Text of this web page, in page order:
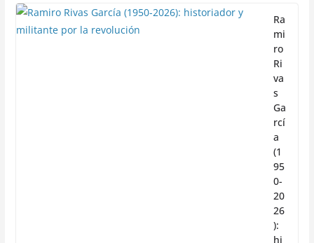
Ra
mi
ro
Ri
va
s
Ga
rcí
a
(1
95
0-
20
26
):
hi